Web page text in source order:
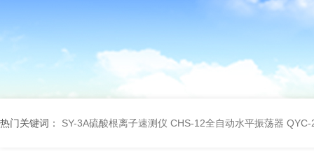
热门关键词： SY-3A硫酸根离子速测仪 CHS-12全自动水平振荡器 QYC-